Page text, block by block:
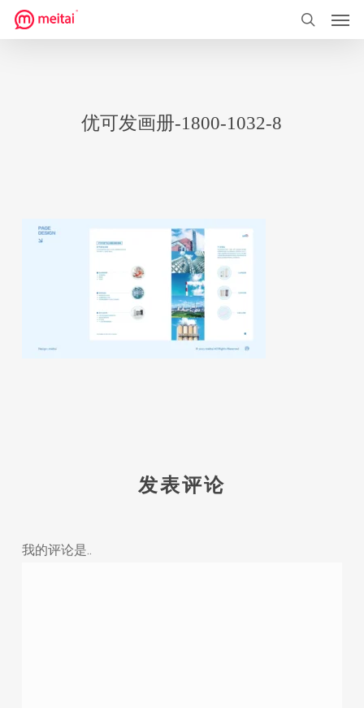
到
搜索
优可发画册-1800-1032-8
发表评论
我的评论是..